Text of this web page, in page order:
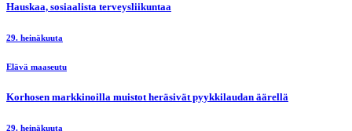
Hauskaa, sosiaalista terveysliikuntaa
29. heinäkuuta
Elävä maaseutu
Korhosen markkinoilla muistot heräsivät pyykkilaudan äärellä
29. heinäkuuta